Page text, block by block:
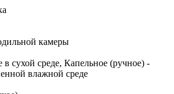
камеры
сухой среде, Капельное (ручное) -
влажной среде